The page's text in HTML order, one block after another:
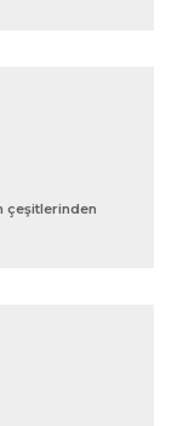
çeşitlerinden